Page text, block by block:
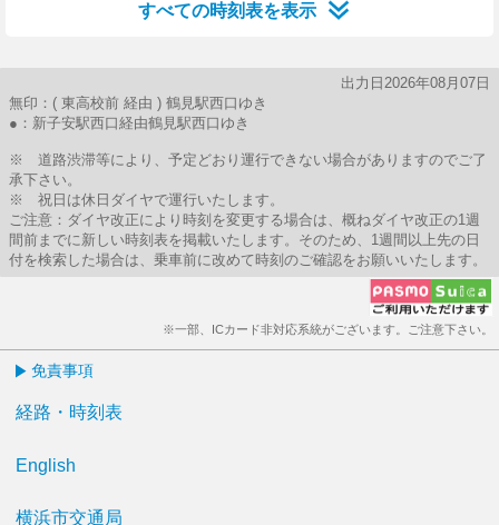
すべての時刻表を表示
出力日2026年08月07日
無印：( 東高校前 経由 ) 鶴見駅西口ゆき
●：新子安駅西口経由鶴見駅西口ゆき
※ 道路渋滞等により、予定どおり運行できない場合がありますのでご了
承下さい。
※ 祝日は休日ダイヤで運行いたします。
ご注意：ダイヤ改正により時刻を変更する場合は、概ねダイヤ改正の1週
間前までに新しい時刻表を掲載いたします。そのため、1週間以上先の日
付を検索した場合は、乗車前に改めて時刻のご確認をお願いいたします。
※一部、ICカード非対応系統がございます。ご注意下さい。
免責事項
経路・時刻表
English
横浜市交通局